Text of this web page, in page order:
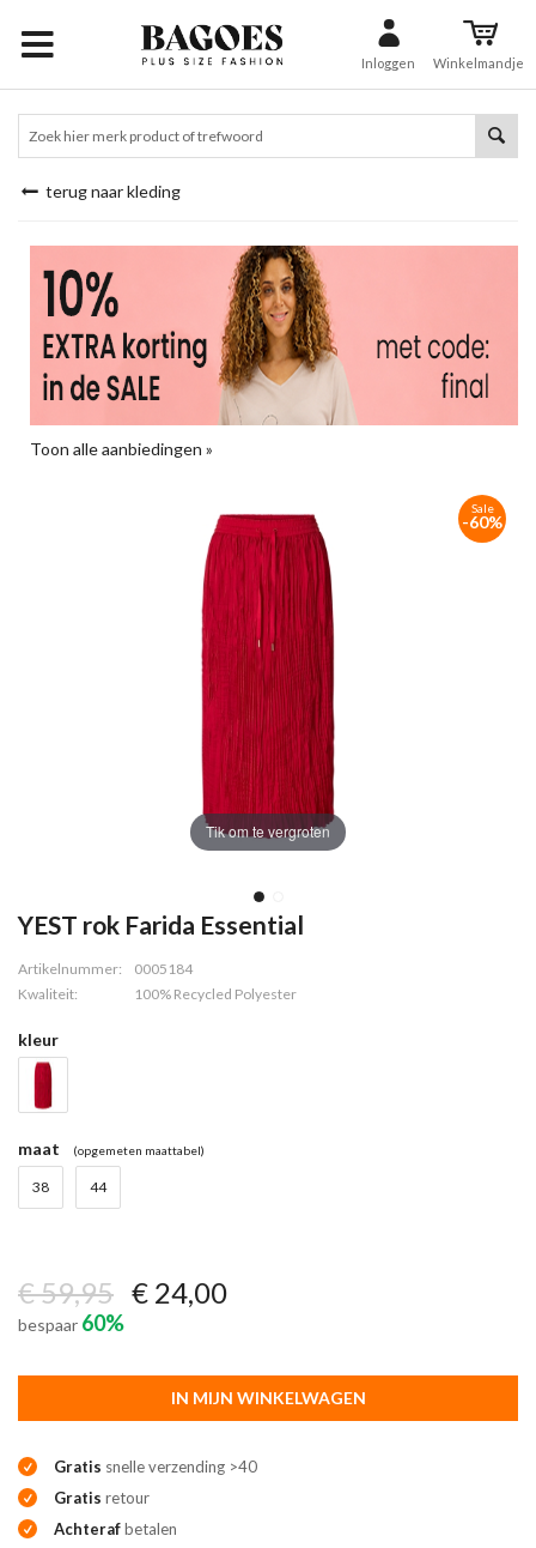
Inloggen Winkelmandje
terug naar kleding
Toon alle aanbiedingen »
Tik om te vergroten
Sale
-60%
YEST rok Farida Essential
Artikelnummer:
0005184
Kwaliteit:
100% Recycled Polyester
kleur
maat (opgemeten maattabel)
38 44
€ 59,95 € 24,00
bespaar 60%
IN MIJN WINKELWAGEN
Gratis snelle verzending >40
Gratis retour
Achterafbetalen